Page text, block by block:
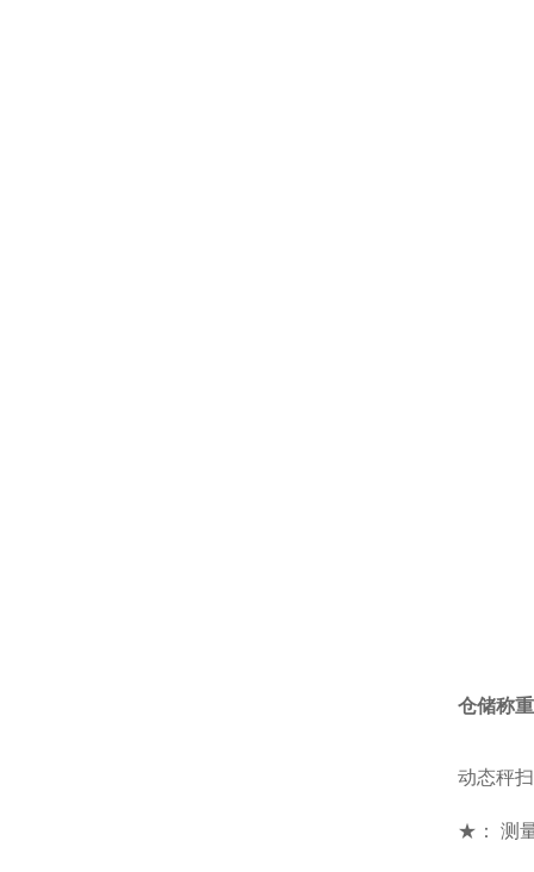
仓储称
动态秤
★： 测